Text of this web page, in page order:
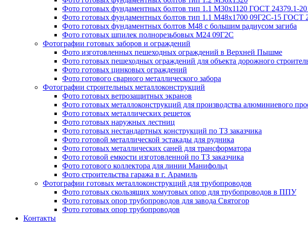
Фото готовых фундаментных болтов тип 1.1 М30х1120 ГОСТ 24379.1-
Фото готовых фундаментных болтов тип 1.1 М48х1700 09Г2С-15 ГОСТ
Фото готовых фундаментных болтов М48 с большим радиусом загиба
Фото готовых шпилек полнорезьбовых М24 09Г2С
Фотографии готовых заборов и ограждений
Фото изготовленных пешеходных ограждений в Верхней Пышме
Фото готовых пешеходных ограждений для объекта дорожного
Фото готовых цинковых ограждений
Фото готового сварного металлического забора
Фотографии строительных металлоконструкций
Фото готовых ветрозащитных экранов
Фото готовых металлоконструкций для производства алюминиевого
Фото готовых металлических решеток
Фото готовых наружных лестниц
Фото готовых нестандартных конструкций по ТЗ заказчика
Фото готовой металлической эстакады для рудника
Фото готовых металлических саней для трансформатора
Фото готовой емкости изготовленной по ТЗ заказчика
Фото готового коллектора для линии Манифольд
Фото строительства гаража в г. Арамиль
Фотографии готовых металлоконструкций для трубопроводов
Фото готовых скользящих хомутовых опор для трубопроводов в ППУ
Фото готовых опор трубопроводов для завода Святогор
Фото готовых опор трубопроводов
Контакты